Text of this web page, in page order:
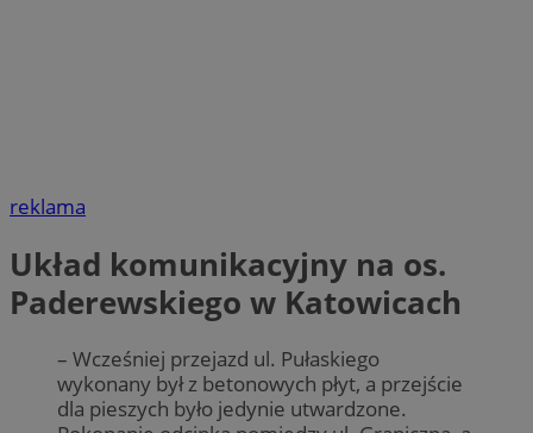
reklama
Układ komunikacyjny na os.
Paderewskiego w Katowicach
– Wcześniej przejazd ul. Pułaskiego
wykonany był z betonowych płyt, a przejście
dla pieszych było jedynie utwardzone.